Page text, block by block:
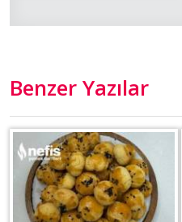
Benzer Yazılar